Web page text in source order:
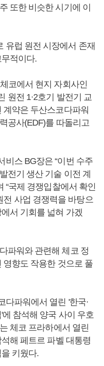
또한 비슷한 시기에 이
유럽 원전 시장에서 존재
적이다.
코에서 현지 자회사인
원전 1·2호기 발전기 교
약은 두산스코다파워
공사(EDF)를 따돌리고
비스 BG장은 “이번 수주
전기 생산 기술 이전 계
“국제 경쟁입찰에서 확인
전 사업 경쟁력을 바탕으
서 기회를 넓혀 가겠
파워와 관련해 체코 정
향도 작용한 것으로 풀
다파워에서 열린 '한국·
참석해 양국 사이 우호
체코 프라하에서 열린
해 페트르 파벨 대통령
키웠다.